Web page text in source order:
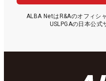
ALBA NetはR&Aのオフィシ
USLPGAの日本公式